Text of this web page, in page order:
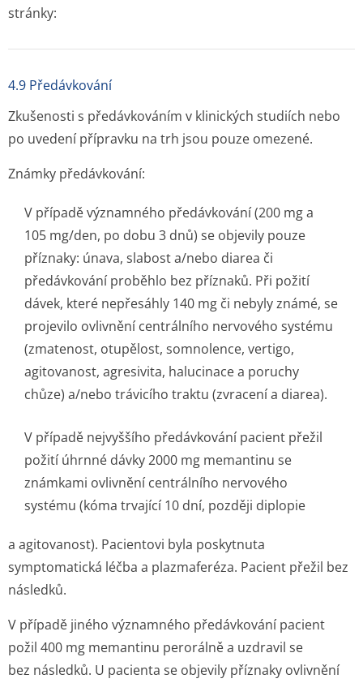
stránky:
4.9 Předávkování
Zkušenosti s předávkováním v klinických studiích nebo
po uvedení přípravku na trh jsou pouze omezené.
Známky předávkování:
V případě významného předávkování (200 mg a
105 mg/den, po dobu 3 dnů) se objevily pouze
příznaky: únava, slabost a/nebo diarea či
předávkování proběhlo bez příznaků. Při požití
dávek, které nepřesáhly 140 mg či nebyly známé, se
projevilo ovlivnění centrálního nervového systému
(zmatenost, otupělost, somnolence, vertigo,
agitovanost, agresivita, halucinace a poruchy
chůze) a/nebo trávicího traktu (zvracení a diarea).
V případě nejvyššího předávkování pacient přežil
požití úhrnné dávky 2000 mg memantinu se
známkami ovlivnění centrálního nervového
systému (kóma trvající 10 dní, později diplopie
a agitovanost). Pacientovi byla poskytnuta
symptomatická léčba a plazmaferéza. Pacient přežil bez
následků.
V případě jiného významného předávkování pacient
požil 400 mg memantinu perorálně a uzdravil se
bez následků. U pacienta se objevily příznaky ovlivnění